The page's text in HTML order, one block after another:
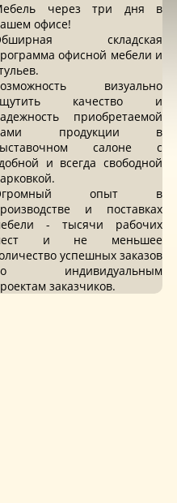
через три дня в
офисе!
складская
офисной мебели и
визуально
качество и
приобретаемой
продукции в
салоне с
и всегда свободной
опыт в
и поставках
- тысячи рабочих
и не меньшее
успешных заказов
индивидуальным
заказчиков.